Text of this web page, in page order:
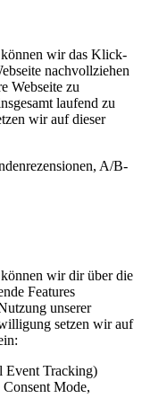
wir das Klick-
nachvollziehen
Webseite zu
laufend zu
wir auf dieser
A/B-
wir dir über die
Features
unserer
setzen wir auf
Event Tracking)
Mode,